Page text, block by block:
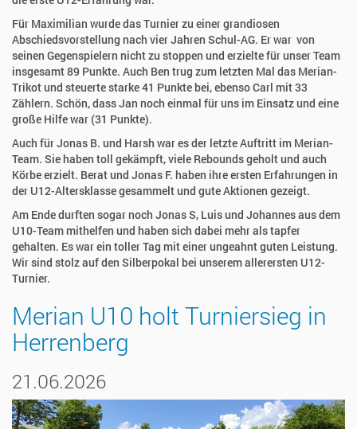
Für Maximilian wurde das Turnier zu einer grandiosen
Abschiedsvorstellung nach vier Jahren Schul-AG. Er war von
seinen Gegenspielern nicht zu stoppen und erzielte für unser Team
insgesamt 89 Punkte. Auch Ben trug zum letzten Mal das Merian-
Trikot und steuerte starke 41 Punkte bei, ebenso Carl mit 33
Zählern. Schön, dass Jan noch einmal für uns im Einsatz und eine
große Hilfe war (31 Punkte).
Auch für Jonas B. und Harsh war es der letzte Auftritt im Merian-
Team. Sie haben toll gekämpft, viele Rebounds geholt und auch
Körbe erzielt. Berat und Jonas F. haben ihre ersten Erfahrungen in
der U12-Altersklasse gesammelt und gute Aktionen gezeigt.
Am Ende durften sogar noch Jonas S, Luis und Johannes aus dem
U10-Team mithelfen und haben sich dabei mehr als tapfer
gehalten. Es war ein toller Tag mit einer ungeahnt guten Leistung.
Wir sind stolz auf den Silberpokal bei unserem allerersten U12-
Turnier.
Merian U10 holt Turniersieg in
Herrenberg
21.06.2026